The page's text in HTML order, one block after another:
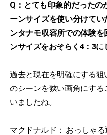
Q：とても印象的だったの
ーンサイズを使い分けて
ンタナモ収容所での体験
ンサイズをおそらく4：3に
過去と現在を明確にする
のシーンを狭い画角にす
いましたね。
マクドナルド： おっしゃ